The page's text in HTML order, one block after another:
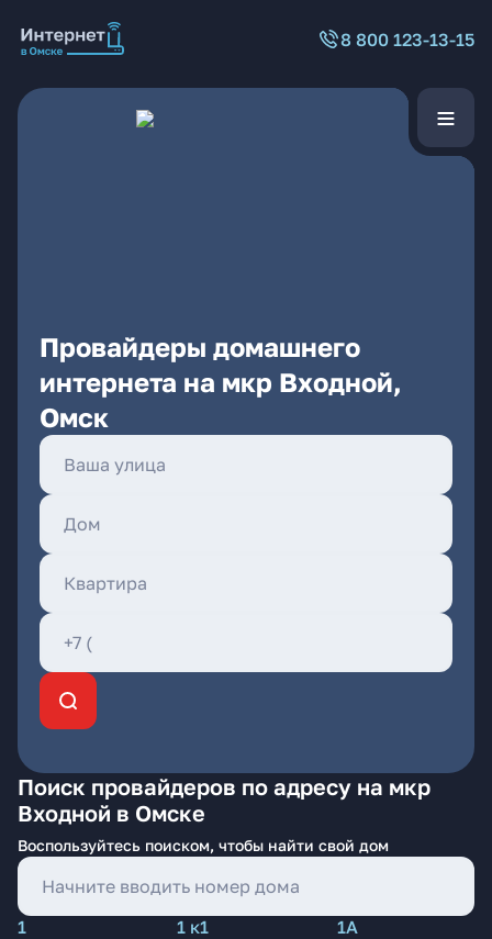
8 800 123-13-15
Провайдеры домашнего
интернета на мкр Входной,
Омск
Поиск провайдеров по адресу на мкр
Входной в Омске
Воспользуйтесь поиском, чтобы найти свой дом
1 1 к1
1А